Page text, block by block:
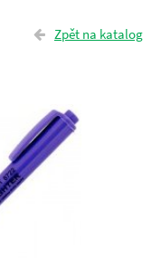
Zpět na katalog